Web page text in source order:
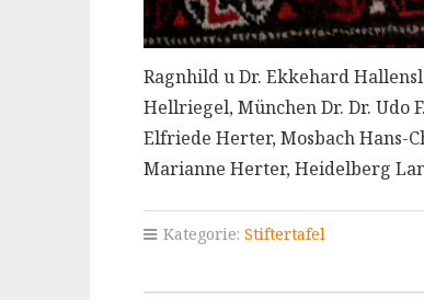
Ragnhild u Dr. Ekkehard
Hellriegel, München Dr. Dr. Udo
Elfriede Herter, Mosbach
Marianne Herter, Heidelberg
Kategorie: Stiftertafel